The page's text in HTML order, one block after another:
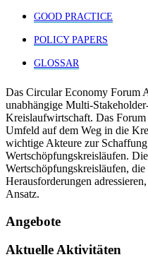
GOOD PRACTICE
POLICY PAPERS
GLOSSAR
Das Circular Economy Forum
unabhängige Multi-
Kreislaufwirtschaft. Das Forum
Umfeld auf dem Weg in die
wichtige Akteure zur
Wertschöpfungskreisläufen.
Wertschöpfungskreisläufen,
Herausforderungen
Ansatz.
Angebote
Aktuelle Aktivitäten